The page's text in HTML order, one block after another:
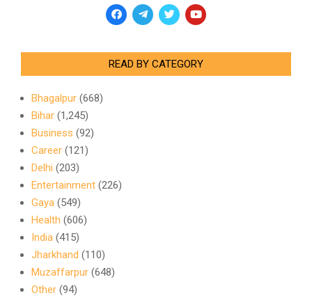
READ BY CATEGORY
Bhagalpur (668)
Bihar (1,245)
Business (92)
Career (121)
Delhi (203)
Entertainment (226)
Gaya (549)
Health (606)
India (415)
Jharkhand (110)
Muzaffarpur (648)
Other (94)